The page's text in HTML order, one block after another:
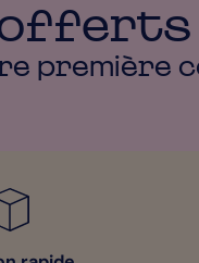
offerts
première